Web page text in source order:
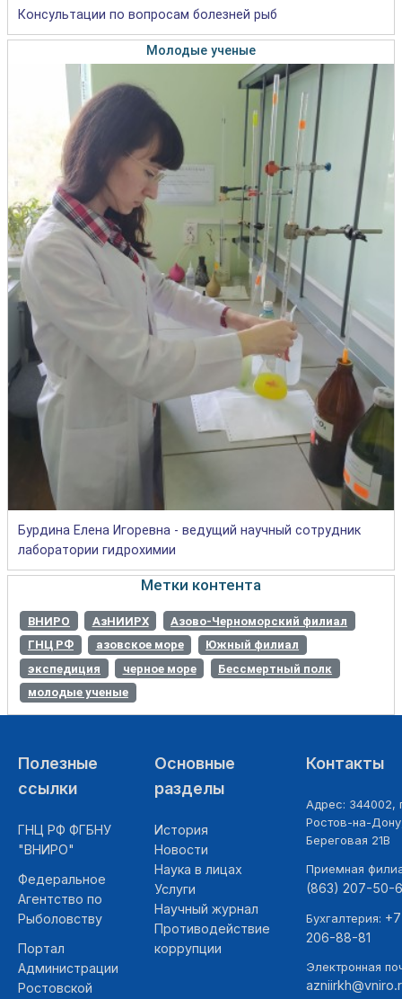
Консультации по вопросам болезней рыб
Молодые ученые
Бурдина Елена Игоревна - ведущий научный сотрудник
лаборатории гидрохимии
Метки контента
ВНИРО АзНИИРХ
Азово-Черноморский филиал
ГНЦ РФ
азовское море
Южный филиал
экспедиция
черное море
Бессмертный полк
молодые ученые
Полезные
ссылки
ГНЦ РФ ФГБНУ
"ВНИРО"
Федеральное
Агентство по
Рыболовству
Портал
Администрации
Ростовской
Основные
разделы
История
Новости
Наука в лицах
Услуги
Научный журнал
Противодействие
коррупции
Контакты
Адрес: 344002,
Ростов-на-
Береговая 21В
Приемная
(863) 207-50-
Бухгалтерия:
206-88-81
Электронная